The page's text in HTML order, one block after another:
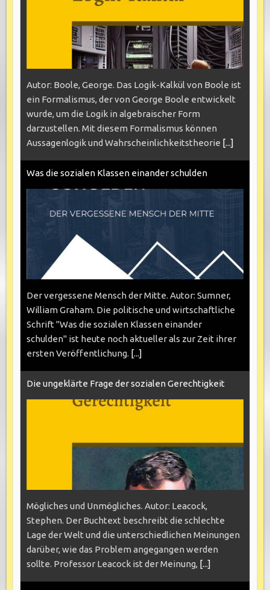
Autor: Boole, George. Das Logik-Kalkül von Boole ist
ein Formalismus, der von George Boole entwickelt
wurde, um die Logik in algebraischer Form
darzustellen. Mit diesem Formalismus können
Aussagenlogik und Wahrscheinlichkeitstheorie [...]
Was die sozialen Klassen einander schulden
Der vergessene Mensch der Mitte. Autor: Sumner,
William Graham. Die politische und wirtschaftliche
Schrift "Was die sozialen Klassen einander
schulden" ist heute noch aktueller als zur Zeit ihrer
ersten Veröffentlichung. [...]
Die ungeklärte Frage der sozialen Gerechtigkeit
Mögliches und Unmögliches. Autor: Leacock,
Stephen. Der Buchtext beschreibt die schlechte
Lage der Welt und die unterschiedlichen Meinungen
darüber, wie das Problem angegangen werden
sollte. Professor Leacock ist der Meinung, [...]